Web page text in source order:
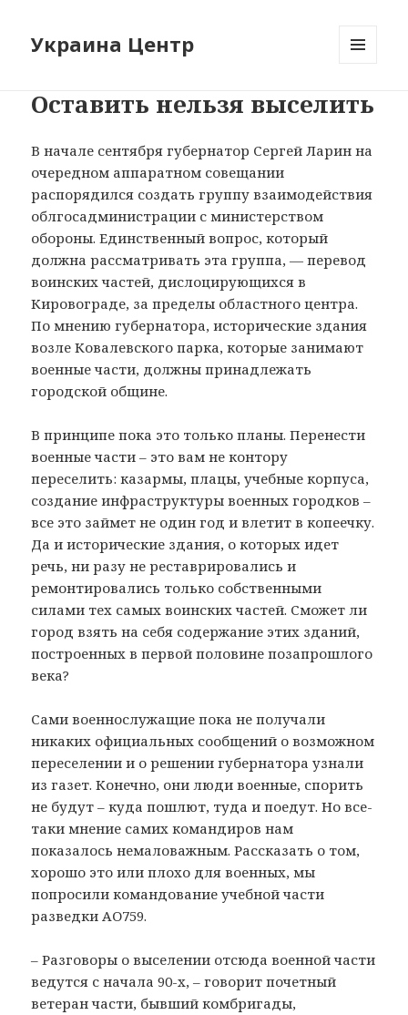
Украина Центр
ВИДЖЕТЫ
Оставить нельзя выселить
В начале сентября губернатор Сергей Ларин на
очередном аппаратном совещании
распорядился создать группу взаимодействия
облгосадминистрации с министерством
обороны. Единственный вопрос, который
должна рассматривать эта группа, — перевод
воинских частей, дислоцирующихся в
Кировограде, за пределы областного центра.
По мнению губернатора, исторические здания
возле Ковалевского парка, которые занимают
военные части, должны принадлежать
городской общине.
В принципе пока это только планы. Перенести
военные части – это вам не контору
переселить: казармы, плацы, учебные корпуса,
создание инфраструктуры военных городков –
все это займет не один год и влетит в копеечку.
Да и исторические здания, о которых идет
речь, ни разу не реставрировались и
ремонтировались только собственными
силами тех самых воинских частей. Сможет ли
город взять на себя содержание этих зданий,
построенных в первой половине позапрошлого
века?
Сами военнослужащие пока не получали
никаких официальных сообщений о возможном
переселении и о решении губернатора узнали
из газет. Конечно, они люди военные, спорить
не будут – куда пошлют, туда и поедут. Но все-
таки мнение самих командиров нам
показалось немаловажным. Рассказать о том,
хорошо это или плохо для военных, мы
попросили командование учебной части
разведки АО759.
– Разговоры о выселении отсюда военной части
ведутся с начала 90-х, – говорит почетный
ветеран части, бывший комбригады,